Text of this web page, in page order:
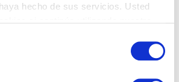
hecho de sus servicios. Usted